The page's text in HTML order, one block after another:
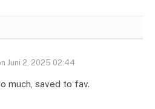
Juni 2, 2025 02:44
much, saved to fav.